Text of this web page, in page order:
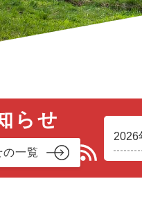
らせ
一覧
2026